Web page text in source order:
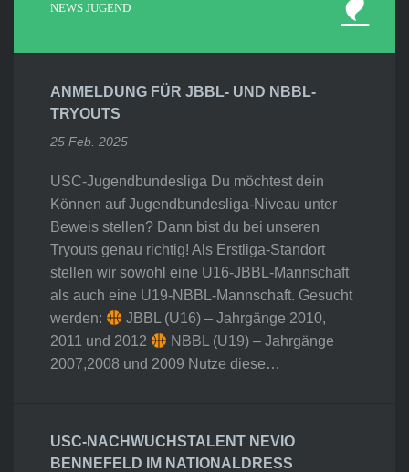
NEWS JUGEND
ANMELDUNG FÜR JBBL- UND NBBL-
TRYOUTS
25 Feb. 2025
USC-Jugendbundesliga Du möchtest dein
Können auf Jugendbundesliga-Niveau unter
Beweis stellen? Dann bist du bei unseren
Tryouts genau richtig! Als Erstliga-Standort
stellen wir sowohl eine U16-JBBL-Mannschaft
als auch eine U19-NBBL-Mannschaft. Gesucht
werden:
JBBL (U16) – Jahrgänge 2010,
2011 und 2012
NBBL (U19) – Jahrgänge
2007,2008 und 2009 Nutze diese…
USC-NACHWUCHSTALENT NEVIO
BENNEFELD IM NATIONALDRESS